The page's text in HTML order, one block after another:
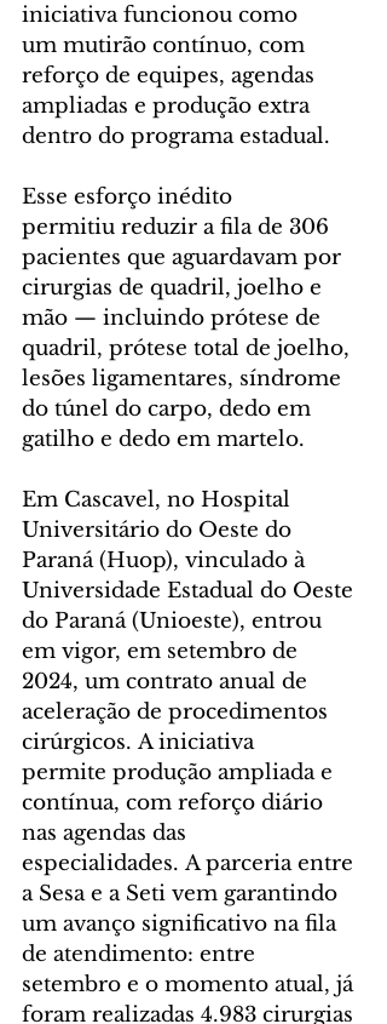
iniciativa funcionou como
um mutirão contínuo, com
reforço de equipes, agendas
ampliadas e produção extra
dentro do programa estadual.
Esse esforço inédito
permitiu reduzir a fila de 306
pacientes que aguardavam por
cirurgias de quadril, joelho e
mão — incluindo prótese de
quadril, prótese total de joelho,
lesões ligamentares, síndrome
do túnel do carpo, dedo em
gatilho e dedo em martelo.
Em Cascavel, no Hospital
Universitário do Oeste do
Paraná (Huop), vinculado à
Universidade Estadual do Oeste
do Paraná (Unioeste), entrou
em vigor, em setembro de
2024, um contrato anual de
aceleração de procedimentos
cirúrgicos. A iniciativa
permite produção ampliada e
contínua, com reforço diário
nas agendas das
especialidades. A parceria entre
a Sesa e a Seti vem garantindo
um avanço significativo na fila
de atendimento: entre
setembro e o momento atual, já
foram realizadas 4.983 cirurgias